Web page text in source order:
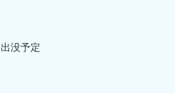
出没予定